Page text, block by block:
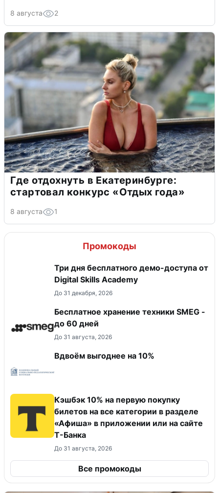
8 августа 2
Где отдохнуть в Екатеринбурге:
стартовал конкурс «Отдых года»
8 августа 1
Промокоды
Три дня бесплатного демо-доступа от
Digital Skills Academy
До 31 декабря, 2026
Бесплатное хранение техники SMEG -
до 60 дней
До 31 августа, 2026
Вдвоём выгоднее на 10%
Кэшбэк 10% на первую покупку
билетов на все категории в разделе
«Афиша» в приложении или на сайте
Т-Банка
До 31 августа, 2026
Все промокоды